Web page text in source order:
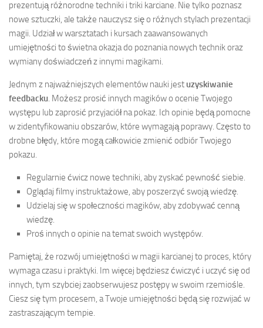
prezentują różnorodne techniki i triki karciane. Nie tylko poznasz
nowe sztuczki, ale także nauczysz się o różnych stylach prezentacji
magii. Udział w warsztatach i kursach zaawansowanych
umiejętności to świetna okazja do poznania nowych technik oraz
wymiany doświadczeń z innymi magikami.
Jednym z najważniejszych elementów nauki jest uzyskiwanie
feedbacku . Możesz prosić innych magików o ocenie Twojego
występu lub zaprosić przyjaciół na pokaz. Ich opinie będą pomocne
w zidentyfikowaniu obszarów, które wymagają poprawy. Często to
drobne błędy, które mogą całkowicie zmienić odbiór Twojego
pokazu.
Regularnie ćwicz nowe techniki, aby zyskać pewność siebie.
Oglądaj filmy instruktażowe, aby poszerzyć swoją wiedzę.
Udzielaj się w społeczności magików, aby zdobywać cenną
wiedzę.
Proś innych o opinie na temat swoich występów.
Pamiętaj, że rozwój umiejętności w magii karcianej to proces, który
wymaga czasu i praktyki. Im więcej będziesz ćwiczyć i uczyć się od
innych, tym szybciej zaobserwujesz postępy w swoim rzemiośle.
Ciesz się tym procesem, a Twoje umiejętności będą się rozwijać w
zastraszającym tempie.